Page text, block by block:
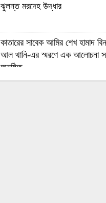
ঝুলন্ত মরদেহ উদ্ধার
কাতারের সাবেক আমির শেখ হামাদ
আল থানি-এর স্মরণে এক আলোচনা
অনুষ্ঠিত